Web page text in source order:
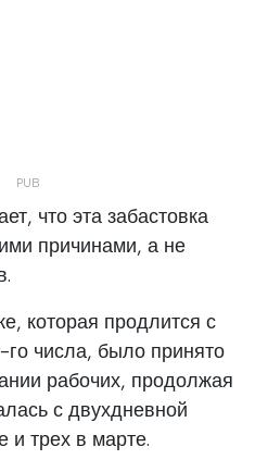
что эта забастовка
причинами, а не
которая продлится с
числа, было принято
рабочих, продолжая
с двухдневной
и трех в марте.